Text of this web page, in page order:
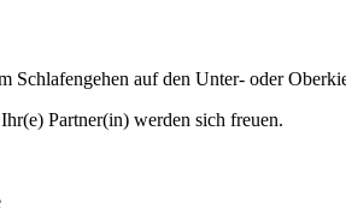
auf den Unter- oder
Partner(in) werden sich freuen.